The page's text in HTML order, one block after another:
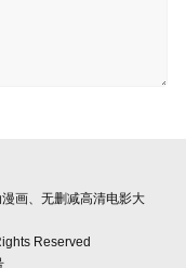
画、无删减高清电影大
Reserved